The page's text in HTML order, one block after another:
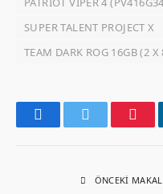
SUPER TALENT PROJECT X
TEAM DARK ROG 16GB (2 X
FacebookTwitter
ÖNCEKI